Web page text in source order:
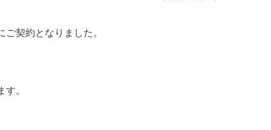
契約となりました。
。